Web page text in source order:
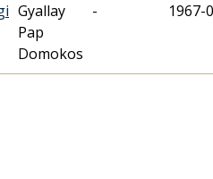
Gyallay
Pap
Domokos
- 1967-